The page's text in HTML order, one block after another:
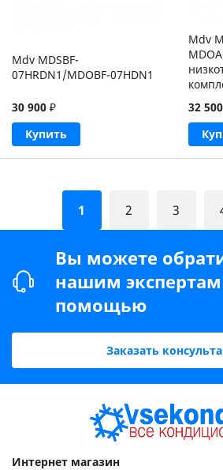
Mdv MDSBF-
07HRDN1/MDOBF-07HDN1
30 900 ₽
Купить
Mdv
32 500
1 2 3
Вы можете
нашим экспертам
помощью
Заказать
Интернет магазин